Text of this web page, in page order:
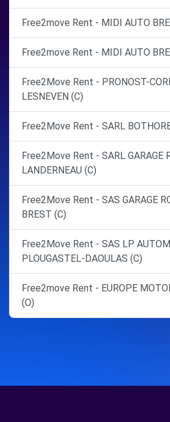
Free2move Rent - MIDI AUTO
Free2move Rent - MIDI AUTO
Free2Move Rent - PRONOST-
LESNEVEN (C)
Free2Move Rent - SARL
Free2Move Rent - SARL GARAGE
LANDERNEAU (C)
Free2Move Rent - SAS GARAGE
BREST (C)
Free2Move Rent - SAS LP
PLOUGASTEL-DAOULAS (C)
Free2move Rent - EUROPE
(O)